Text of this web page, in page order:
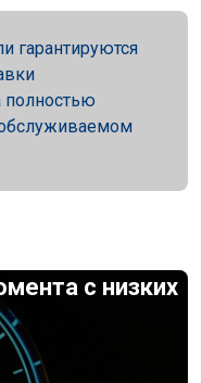
гарантируются
полностью
с низких